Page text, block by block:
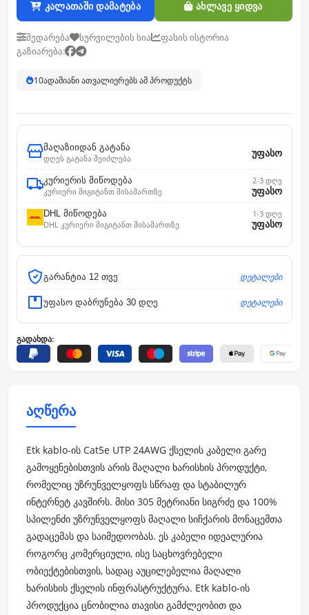
კალათაში დამატება ახლავე ყიდვა
შედარება სურვილების სია
ფასის ისტორია
გაზიარება:
10ადამიანი ათვალიერებს ამ პროდუქტს
მაღაზიიდან გატანა
დღეს გატანა შეიძლება
უფასო
კურიერის მიწოდება
კურიერი მიგიტანთ მისამართზე
2-3 დღე
უფასო
DHL მიწოდება
DHL კურიერი მიგიტანთ მისამართზე
1-3 დღე
უფასო
გარანტია 12 თვე დეტალები
უფასო დაბრუნება 30 დღე დეტალები
გადახდა:
აღწერა
Etk kablo-ის Cat5e UTP 24AWG ქსელის კაბელი გარე
გამოყენებისთვის არის მაღალი ხარისხის პროდუქტი,
რომელიც უზრუნველყოფს სწრაფ და სტაბილურ
ინტერნეტ კავშირს. მისი 305 მეტრიანი სიგრძე და 100%
სპილენძი უზრუნველყოფს მაღალი სიჩქარის მონაცემთა
გადაცემას და საიმედოობას. ეს კაბელი იდეალურია
როგორც კომერციული, ისე საცხოვრებელი
ობიექტებისთვის, სადაც აუცილებელია მაღალი
ხარისხის ქსელის ინფრასტრუქტურა. Etk kablo-ის
პროდუქცია ცნობილია თავისი გამძლეობით და